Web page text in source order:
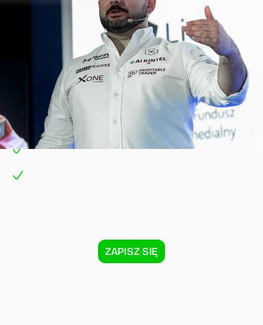
Te warsztaty online jest
dla ciebie jeśli:
Pracujesz na etacie i chciałbyś z niego wyjść
Czujesz zmęczenie ciągłym stresem i życiem
„pod dyktando szefa"
Jeśli chociaż jeden punkt opisuje Twoją
, zapisz się już teraz za darmo, gdyż liczba
miejsc jest mocno ograniczona.
ZAPISZ SIĘ